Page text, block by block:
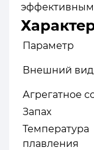
эффективным
Параметр
Внешний вид
Агрегатное
Запах
Температура
плавления